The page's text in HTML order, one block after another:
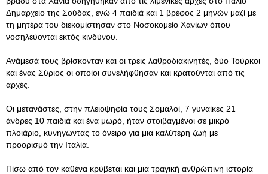
Δημαρχείο της Σούδας, ενώ 4 παιδιά και 1 βρέφος 2 μηνών μαζί με
τη μητέρα του διεκομίστησαν στο Νοσοκομείο Χανίων όπου
νοσηλεύονται εκτός κινδύνου.
Ανάμεσά τους βρίσκονταν και οι τρεις λαθροδιακινητές, δύο Τούρκοι
και ένας Σύριος οι οποίοι συνελήφθησαν και κρατούνται από τις
αρχές.
Οι μετανάστες, στην πλειοψηφία τους Σομαλοί, 7 γυναίκες 21
άνδρες 10 παιδιά και ένα μωρό, ήταν στοιβαγμένοι σε μικρό
πλοιάριο, κυνηγώντας το όνειρο για μια καλύτερη ζωή με
προορισμό την Ιταλία.
Πίσω από τον καθένα κρύβεται και μια τραγική ανθρώπινη ιστορία